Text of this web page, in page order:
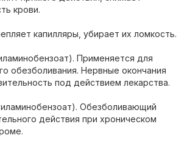
крови.
капилляры, убирает их ломкость.
Применяется для
обезболивания. Нервные окончания
под действием лекарства.
Обезболивающий
действия при хроническом